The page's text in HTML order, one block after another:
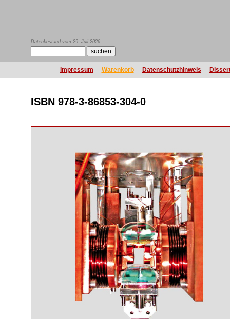
Datenbestand vom 29. Juli 2026
Impressum Warenkorb Datenschutzhinweis
ISBN 978-3-86853-304-0